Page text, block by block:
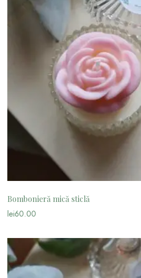
Bombonieră mică sticlă
lei60.00